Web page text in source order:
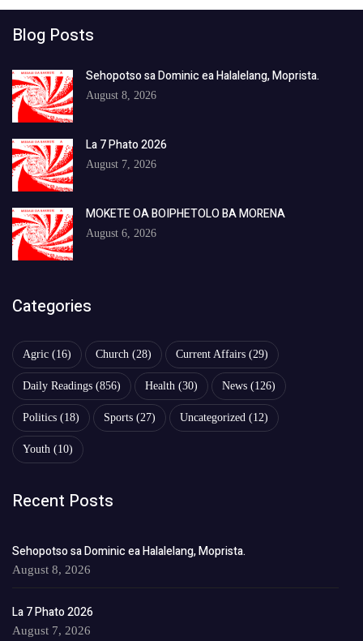
Blog Posts
Sehopotso sa Dominic ea Halalelang, Moprista.
August 8, 2026
La 7 Phato 2026
August 7, 2026
MOKETE OA BOIPHETOLO BA MORENA
August 6, 2026
Categories
Agric (16) Church (28) Current Affairs (29)
Daily Readings (856) Health (30) News (126)
Politics (18) Sports (27) Uncategorized (12)
Youth (10)
Recent Posts
Sehopotso sa Dominic ea Halalelang, Moprista.
August 8, 2026
La 7 Phato 2026
August 7, 2026